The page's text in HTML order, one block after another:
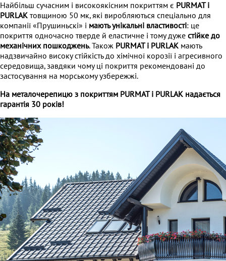
Найбільш сучасним і високоякісним покриттям є PURMAT і
PURLAK товщиною 50 мк, які виробляються спеціально для
компанії «Прушиньскі» і мають унікальні властивості: це
покриття одночасно тверде й еластичне і тому дуже стійке до
механічних пошкоджень. Також PURMAT і PURLAK мають
надзвичайно високу стійкість до хімічної корозії і агресивного
середовища, завдяки чому ці покриття рекомендовані до
застосування на морському узбережжі.
На металочерепицю з покриттям PURMAT і PURLAK надається
гарантія 30 років!